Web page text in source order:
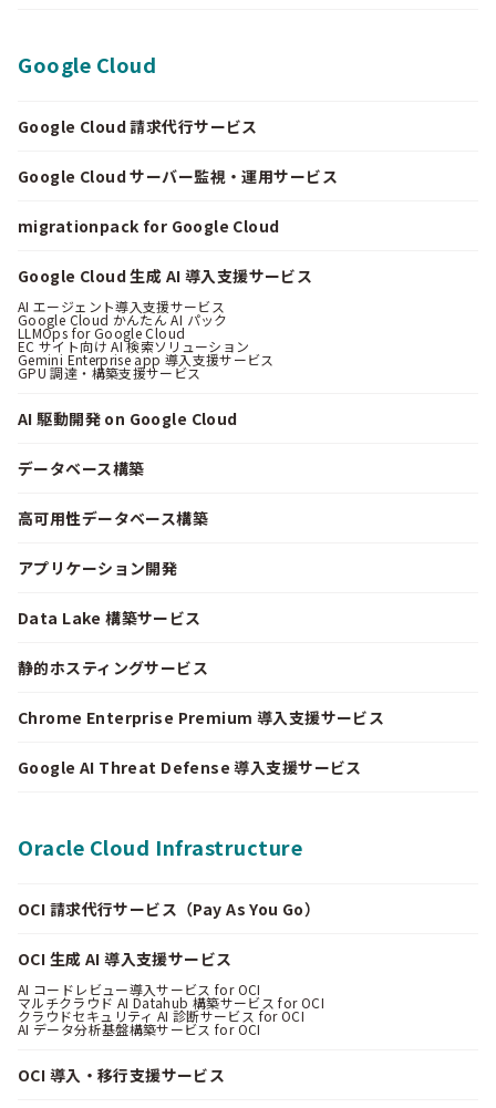
Google Cloud
Google Cloud 請求代行サービス
Google Cloud サーバー監視・運用サービス
migrationpack for Google Cloud
Google Cloud 生成 AI 導入支援サービス
AI エージェント導入支援サービス
Google Cloud かんたん AI パック
LLMOps for Google Cloud
EC サイト向け AI 検索ソリューション
Gemini Enterprise app 導入支援サービス
GPU 調達・構築支援サービス
AI 駆動開発 on Google Cloud
データベース構築
高可用性データベース構築
アプリケーション開発
Data Lake 構築サービス
静的ホスティングサービス
Chrome Enterprise Premium 導入支援サービス
Google AI Threat Defense 導入支援サービス
Oracle Cloud Infrastructure
OCI 請求代行サービス（Pay As You Go）
OCI 生成 AI 導入支援サービス
AI コードレビュー導入サービス for OCI
マルチクラウド AI Datahub 構築サービス for OCI
クラウドセキュリティ AI 診断サービス for OCI
AI データ分析基盤構築サービス for OCI
OCI 導入・移行支援サービス